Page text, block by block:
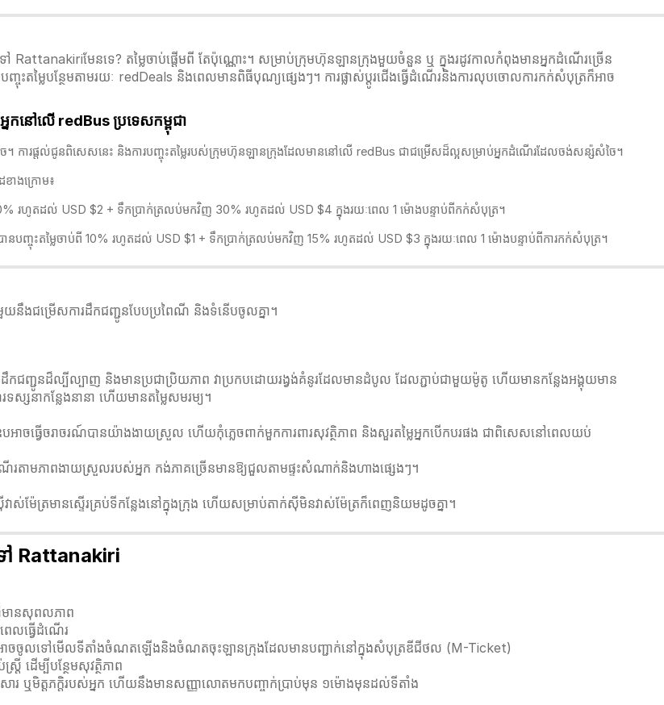
មែនទេ? តម្លៃចាប់ផ្តើមពី តែប៉ុណ្ណោះ។ សម្រាប់ក្រុមហ៊ុនឡានក្រុងមួយចំនួន ឬ ក្នុងរដូវកាលកំពុងមានអ្នកដំណើរច្រើន
ះតម្លៃបន្ថែមតាមរយៈ redDeals និងពេលមានពិធីបុណ្យផ្សេងៗ។ ការផ្លាស់ប្ដូរជើងធ្វើដំណើរនិងការលុបចោលការកក់សំបុត្រក៏អាច
កនៅលើ redBus ប្រទេសកម្ពុជា
សំចៃ។ ការផ្តល់ជូនពិសេសនេះ និងការបញ្ចុះតម្លៃរបស់ក្រុមហ៊ុនឡានក្រុងដែលមាននៅលើ redBus​ ជាជម្រើសដ៏ល្អសម្រាប់អ្នកដំណើរដែលចង់សន្ស៉សំចៃ។
ាងក្រោម៖
រហូតដល់ USD $2 + ទឹកប្រាក់ត្រលប់មកវិញ 30% រហូតដល់ USD $4 ក្នុងរយៈពេល 1 ម៉ោងបន្ទាប់ពីកក់សំបុត្រ។
ានបញ្ចុះតម្លៃចាប់ពី 10% រហូតដល់ USD $1 + ទឹកប្រាក់ត្រលប់មកវិញ 15% រហូតដល់ USD $3 ក្នុងរយៈពេល 1 ម៉ោងបន្ទាប់ពីការកក់សំបុត្រ។
នឹងជម្រើសការដឹកជញ្ជូនបែបប្រពៃណី និងទំនើបចូលគ្នា។
កជញ្ជូនដ៏ល្បីល្បាញ និងមានប្រជាប្រិយភាព វាប្រកបដោយរង្វង់គំនូរដែលមានដំបូល ដែលភ្ជាប់ជាមួយម៉ូតូ ហើយមានកន្លែងអង្គុយមាន
សនាកន្លែងនានា ហើយមានតម្លៃសមរម្យ។
ឌុបអាចធ្វើចរាចរណ៍បានយ៉ាងងាយស្រួល ហើយកុំភ្លេចពាក់មួកការពារសុវត្ថិភាព និងសួរតម្លៃអ្នកបើកបរផង ជាពិសេសនៅពេលយប់
ើរតាមភាពងាយស្រួលរបស់អ្នក កង់ភាគច្រើនមានឱ្យជួលតាមផ្ទះសំណាក់និងហាងផ្សេងៗ។
ស់ម៉ែត្រមានស្ទើរគ្រប់ទីកន្លែងនៅក្នុងក្រុង ហើយសម្រាប់តាក់សុីមិនវាស់ម៉ែត្រក៏ពេញនិយមដូចគ្នា។
ៅ Rattanakiri
មានសុពលភាព
លធ្វើដំណើរ
អាចចូលទៅមើលទីតាំងចំណតឡើងនិងចំណតចុះឡានក្រុងដែលមានបញ្ជាក់នៅក្នុងសំបុត្រឌីជីថល (M-Ticket)
ដើម្បីបន្ថែមសុវត្ថិភាព
រួសារ ឬមិត្តភក្តិរបស់អ្នក ហើយនឹងមានសញ្ញាលោតមកបញ្ចាក់ប្រាប់មុន ១ម៉ោងមុនដល់ទីតាំង